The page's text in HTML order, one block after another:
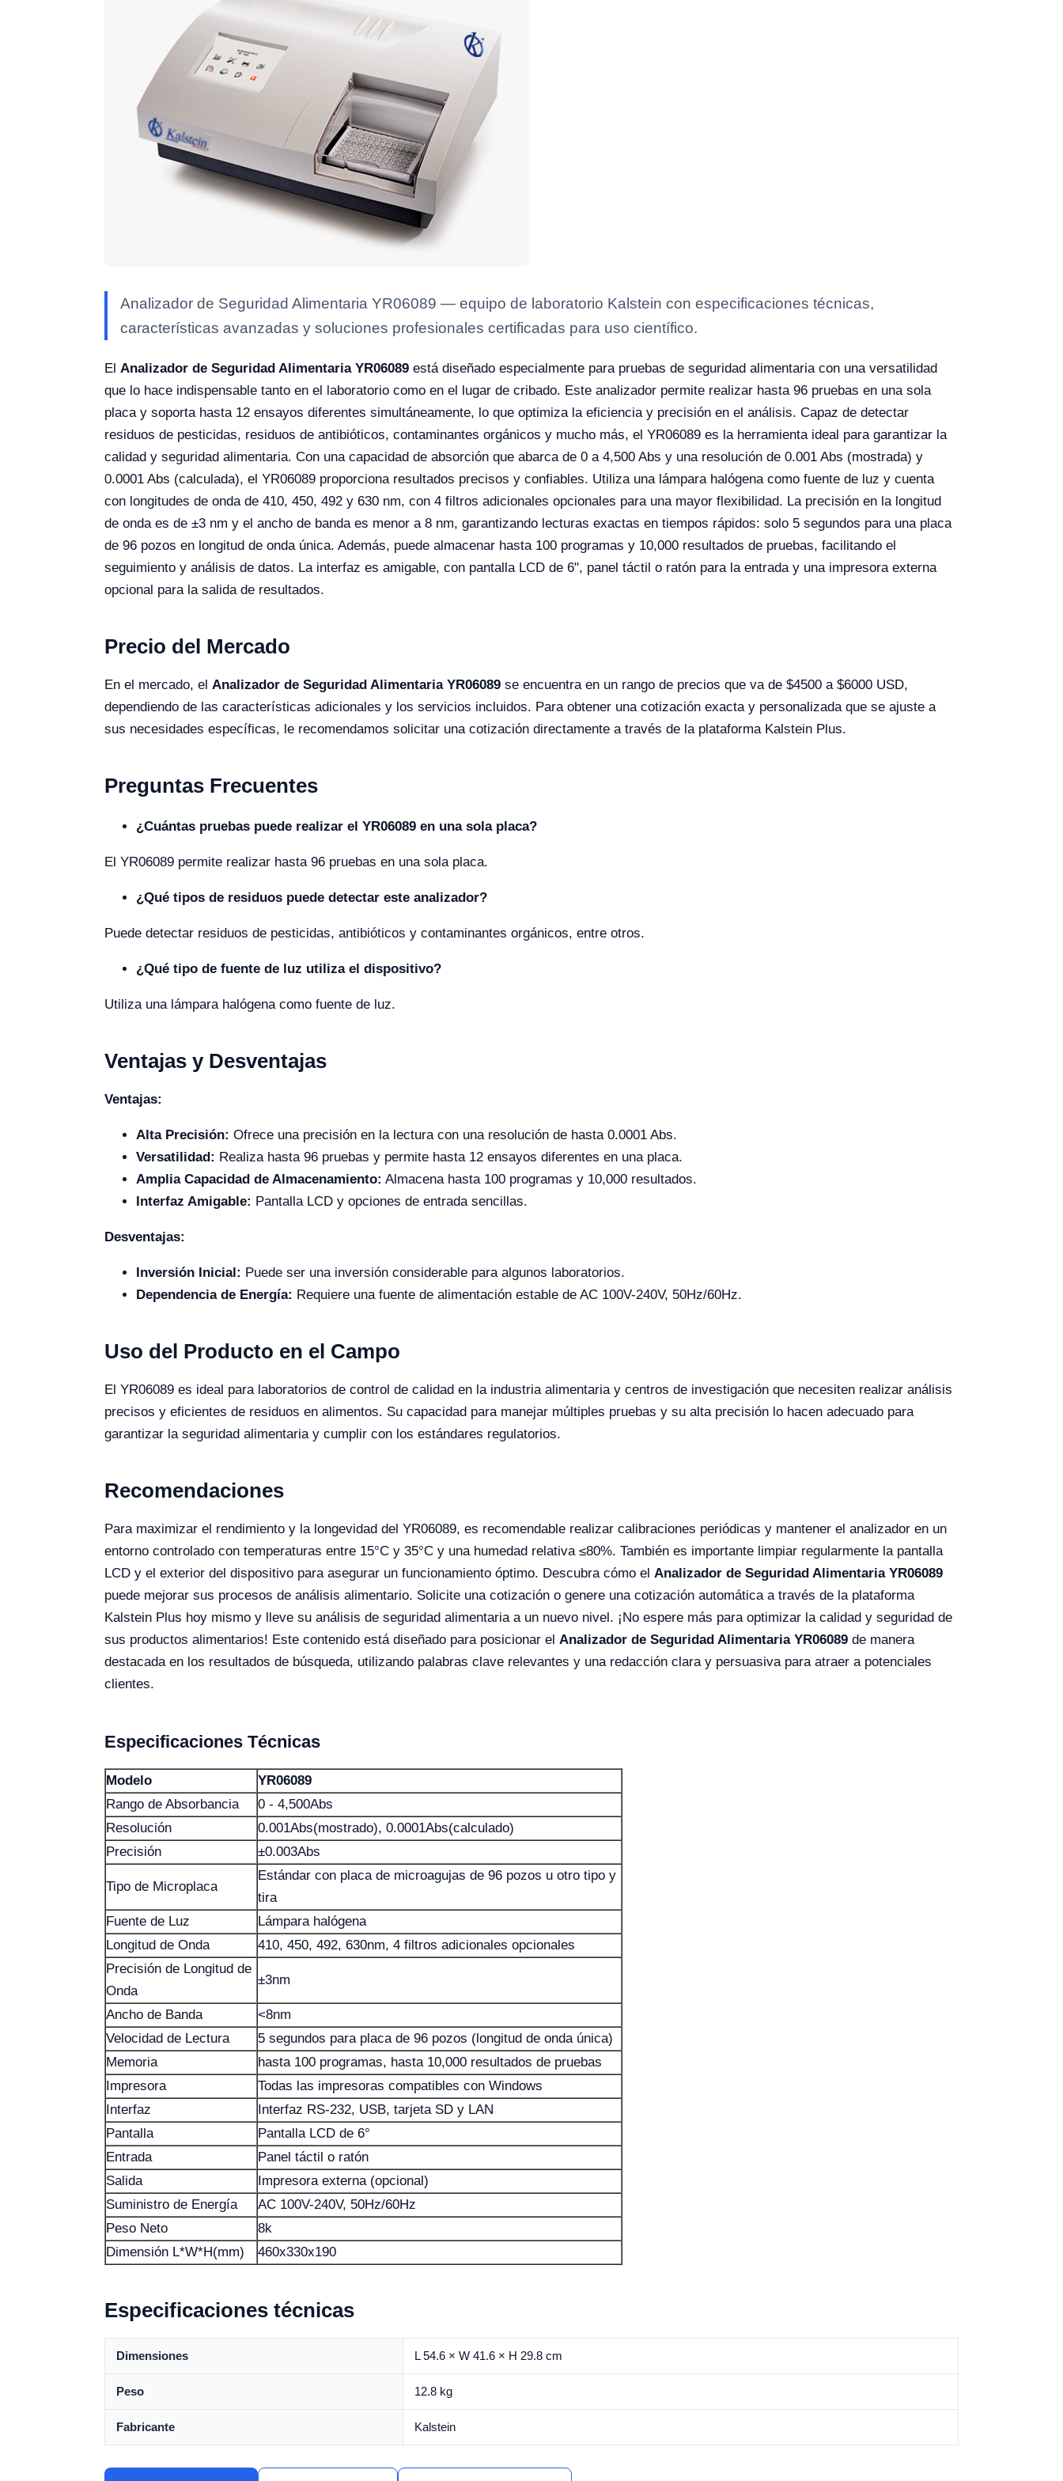
Analizador de Seguridad Alimentaria YR06089 — equipo de laboratorio Kalstein con especificaciones técnicas,
características avanzadas y soluciones profesionales certificadas para uso científico.
El Analizador de Seguridad Alimentaria YR06089 está diseñado especialmente para pruebas de seguridad alimentaria con una versatilidad
que lo hace indispensable tanto en el laboratorio como en el lugar de cribado. Este analizador permite realizar hasta 96 pruebas en una sola
placa y soporta hasta 12 ensayos diferentes simultáneamente, lo que optimiza la eficiencia y precisión en el análisis. Capaz de detectar
residuos de pesticidas, residuos de antibióticos, contaminantes orgánicos y mucho más, el YR06089 es la herramienta ideal para garantizar la
calidad y seguridad alimentaria. Con una capacidad de absorción que abarca de 0 a 4,500 Abs y una resolución de 0.001 Abs (mostrada) y
0.0001 Abs (calculada), el YR06089 proporciona resultados precisos y confiables. Utiliza una lámpara halógena como fuente de luz y cuenta
con longitudes de onda de 410, 450, 492 y 630 nm, con 4 filtros adicionales opcionales para una mayor flexibilidad. La precisión en la longitud
de onda es de ±3 nm y el ancho de banda es menor a 8 nm, garantizando lecturas exactas en tiempos rápidos: solo 5 segundos para una placa
de 96 pozos en longitud de onda única. Además, puede almacenar hasta 100 programas y 10,000 resultados de pruebas, facilitando el
seguimiento y análisis de datos. La interfaz es amigable, con pantalla LCD de 6", panel táctil o ratón para la entrada y una impresora externa
opcional para la salida de resultados.
Precio del Mercado
En el mercado, el Analizador de Seguridad Alimentaria YR06089 se encuentra en un rango de precios que va de $4500 a $6000 USD,
dependiendo de las características adicionales y los servicios incluidos. Para obtener una cotización exacta y personalizada que se ajuste a
sus necesidades específicas, le recomendamos solicitar una cotización directamente a través de la plataforma Kalstein Plus.
Preguntas Frecuentes
¿Cuántas pruebas puede realizar el YR06089 en una sola placa?
El YR06089 permite realizar hasta 96 pruebas en una sola placa.
¿Qué tipos de residuos puede detectar este analizador?
Puede detectar residuos de pesticidas, antibióticos y contaminantes orgánicos, entre otros.
¿Qué tipo de fuente de luz utiliza el dispositivo?
Utiliza una lámpara halógena como fuente de luz.
Ventajas y Desventajas
Ventajas:
Alta Precisión: Ofrece una precisión en la lectura con una resolución de hasta 0.0001 Abs.
Versatilidad: Realiza hasta 96 pruebas y permite hasta 12 ensayos diferentes en una placa.
Amplia Capacidad de Almacenamiento: Almacena hasta 100 programas y 10,000 resultados.
Interfaz Amigable: Pantalla LCD y opciones de entrada sencillas.
Desventajas:
Inversión Inicial: Puede ser una inversión considerable para algunos laboratorios.
Dependencia de Energía: Requiere una fuente de alimentación estable de AC 100V-240V, 50Hz/60Hz.
Uso del Producto en el Campo
El YR06089 es ideal para laboratorios de control de calidad en la industria alimentaria y centros de investigación que necesiten realizar análisis
precisos y eficientes de residuos en alimentos. Su capacidad para manejar múltiples pruebas y su alta precisión lo hacen adecuado para
garantizar la seguridad alimentaria y cumplir con los estándares regulatorios.
Recomendaciones
Para maximizar el rendimiento y la longevidad del YR06089, es recomendable realizar calibraciones periódicas y mantener el analizador en un
entorno controlado con temperaturas entre 15°C y 35°C y una humedad relativa ≤80%. También es importante limpiar regularmente la pantalla
LCD y el exterior del dispositivo para asegurar un funcionamiento óptimo. Descubra cómo el Analizador de Seguridad Alimentaria YR06089
puede mejorar sus procesos de análisis alimentario. Solicite una cotización o genere una cotización automática a través de la plataforma
Kalstein Plus hoy mismo y lleve su análisis de seguridad alimentaria a un nuevo nivel. ¡No espere más para optimizar la calidad y seguridad de
sus productos alimentarios! Este contenido está diseñado para posicionar el Analizador de Seguridad Alimentaria YR06089 de manera
destacada en los resultados de búsqueda, utilizando palabras clave relevantes y una redacción clara y persuasiva para atraer a potenciales
clientes.
Especificaciones Técnicas
Modelo
YR06089
Rango de Absorbancia
0 - 4,500Abs
Resolución
0.001Abs(mostrado), 0.0001Abs(calculado)
Precisión
±0.003Abs
Tipo de Microplaca
Estándar con placa de microagujas de 96 pozos u otro tipo y
tira
Fuente de Luz
Lámpara halógena
Longitud de Onda
410, 450, 492, 630nm, 4 filtros adicionales opcionales
Precisión de Longitud de
Onda
±3nm
Ancho de Banda
<8nm
Velocidad de Lectura
5 segundos para placa de 96 pozos (longitud de onda única)
Memoria
hasta 100 programas, hasta 10,000 resultados de pruebas
Impresora
Todas las impresoras compatibles con Windows
Interfaz
Interfaz RS-232, USB, tarjeta SD y LAN
Pantalla
Pantalla LCD de 6°
Entrada
Panel táctil o ratón
Salida
Impresora externa (opcional)
Suministro de Energía
AC 100V-240V, 50Hz/60Hz
Peso Neto
8k
Dimensión L*W*H(mm)
460x330x190
Especificaciones técnicas
Dimensiones L 54.6 × W 41.6 × H 29.8 cm
Peso 12.8 kg
Fabricante Kalstein